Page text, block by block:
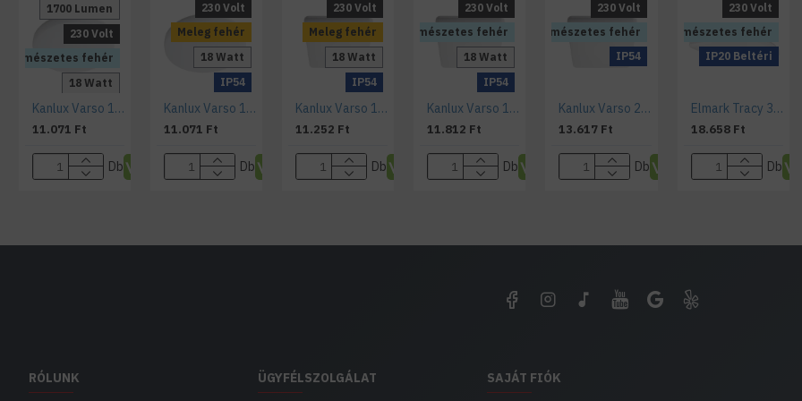
Természetes fehér
1700 Lumen
18 Watt
230 Volt
IP54 Kanlux Varso 18 W, falon kívüli led lámpa 4000 K IP54
11.071 Ft
Db
Meleg fehér
18 Watt
230 Volt
IP54
Kanlux Varso 18 W, falon kívüli led lámpa 3000 K IP54
11.071 Ft
Db
Meleg fehér
18 Watt
230 Volt
IP54
Kanlux Varso 18 W, falon kívüli led lámpa 3000 K IP54
11.252 Ft
Db
Természetes fehér
18 Watt
230 Volt
IP54
Kanlux Varso 18 W, falon kívüli led lámpa 4000 K IP54
11.812 Ft
Db
Természetes fehér
230 Volt
IP54
Kanlux Varso 24 W, falon kívüli led lámpa 4000 K IP54
13.617 Ft
Db
Természetes fehér
IP20 Beltéri
230 Volt
Elmark Tracy 32 W, falon kívüli led lámpa 4000 K IP20
18.658 Ft
Db
RÓLUNK ÜGYFÉLSZOLGÁLAT SAJÁT FIÓK